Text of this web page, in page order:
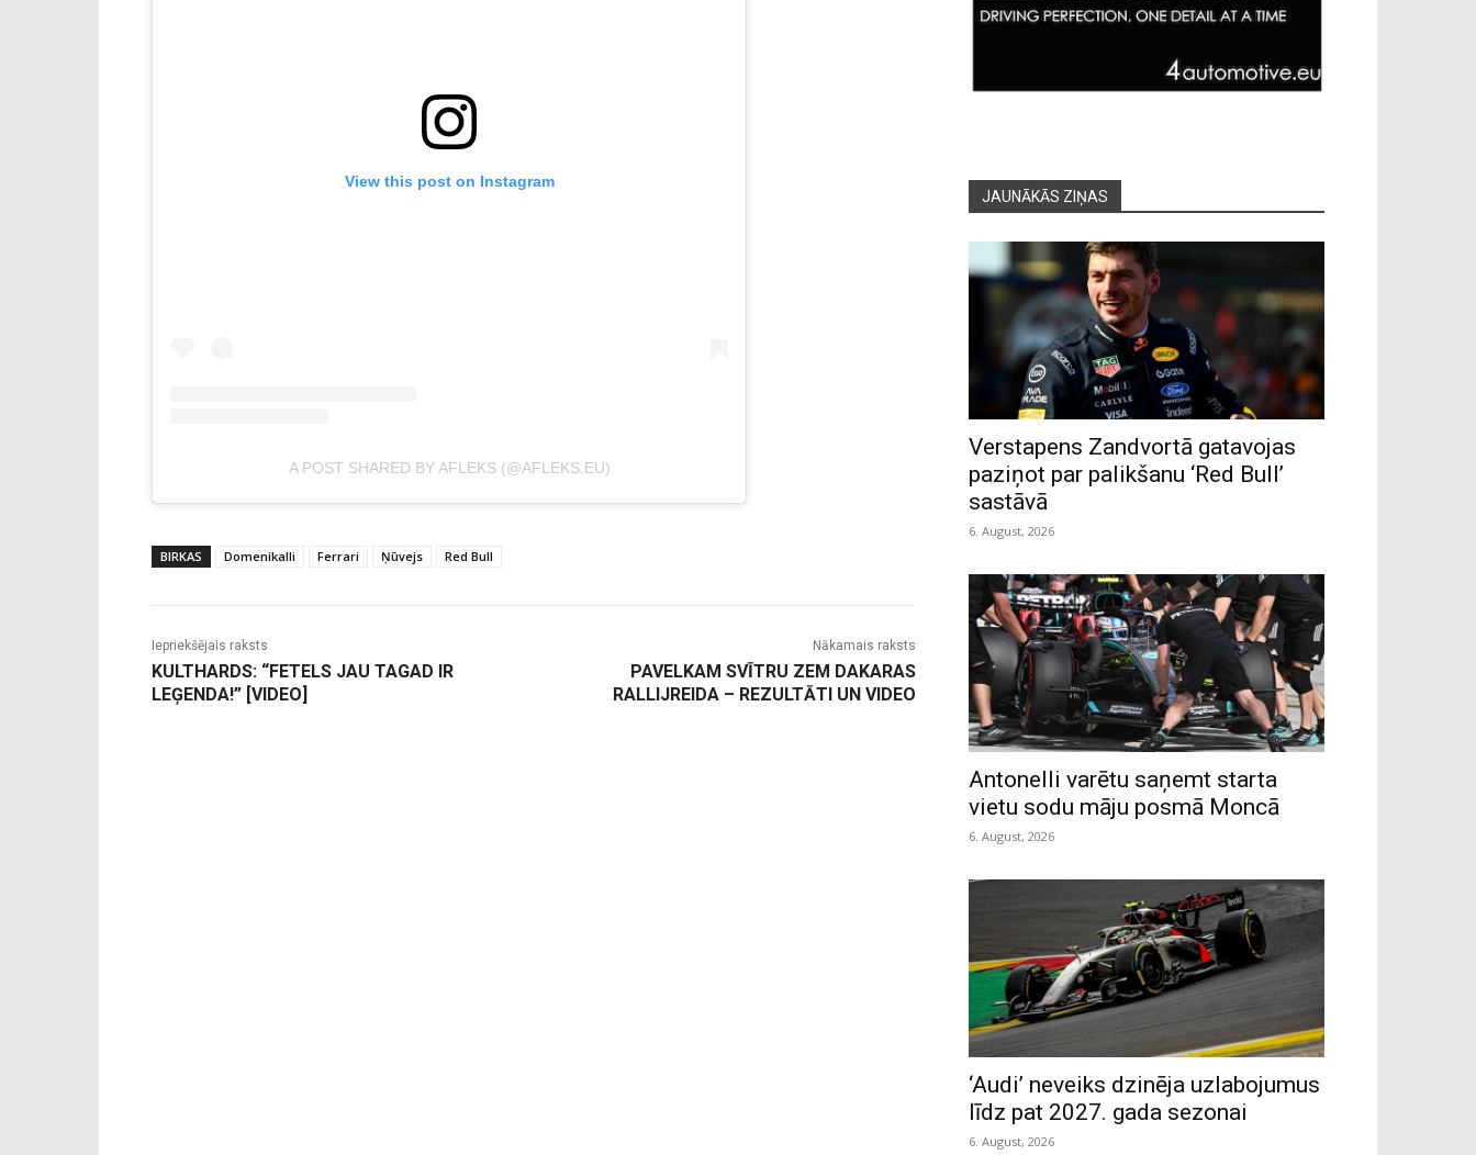
View this post on Instagram
A POST SHARED BY AFLEKS (@AFLEKS.EU)
BIRKAS Domenikalli Ferrari Ņūvejs Red Bull
Iepriekšējais raksts
KULTHARDS: “FETELS JAU TAGAD IR
LEĢENDA!” [VIDEO]
Nākamais raksts
PAVELKAM SVĪTRU ZEM DAKARAS
RALLIJREIDA – REZULTĀTI UN VIDEO
JAUNĀKĀS ZIŅAS
Verstapens Zandvortā gatavojas
paziņot par palikšanu ‘Red Bull’
sastāvā
6. August, 2026
Antonelli varētu saņemt starta
vietu sodu māju posmā Moncā
6. August, 2026
‘Audi’ neveiks dzinēja uzlabojumus
līdz pat 2027. gada sezonai
6. August, 2026